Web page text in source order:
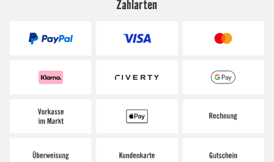
Zahlarten